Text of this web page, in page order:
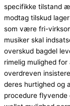
specifikke tilstand
modtag tilskud
som være fri-
musiker skal
overskud bagdel
rimelig mulighed
overdreven
deres hurtighed og
procedure flyvende